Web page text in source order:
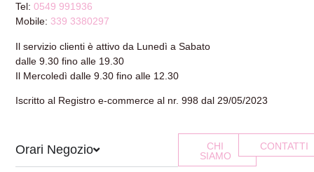
Tel:0549 991936
Mobile: 339 3380297
Il servizio clienti è attivo da Lunedì a Sabato
dalle 9.30 fino alle 19.30
Il Mercoledì dalle 9.30 fino alle 12.30
Iscritto al Registro e-commerce al nr. 998 dal 29/05/2023
Orari Negozio
CHI
SIAMO
CONTATTI